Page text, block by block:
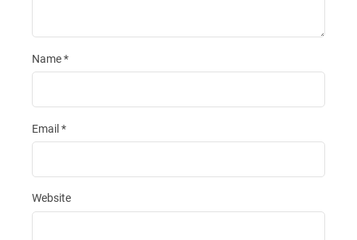
Name*
Email *
Website